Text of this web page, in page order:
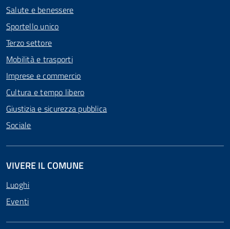
Salute e benessere
Sportello unico
Terzo settore
Mobilità e trasporti
Imprese e commercio
Cultura e tempo libero
Giustizia e sicurezza pubblica
Sociale
VIVERE IL COMUNE
Luoghi
Eventi